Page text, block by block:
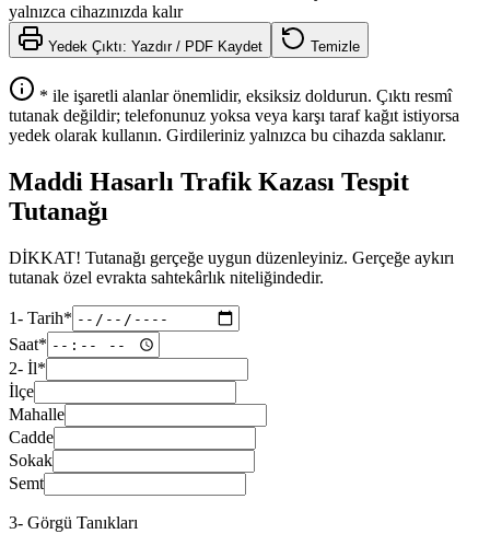
yalnızca cihazınızda kalır
Yedek Çıktı: Yazdır / PDF Kaydet Temizle
* ile işaretli alanlar önemlidir, eksiksiz doldurun. Çıktı resmî
tutanak değildir; telefonunuz yoksa veya karşı taraf kağıt istiyorsa
yedek olarak kullanın. Girdileriniz yalnızca bu cihazda saklanır.
Maddi Hasarlı Trafik Kazası Tespit
Tutanağı
DİKKAT! Tutanağı gerçeğe uygun düzenleyiniz. Gerçeğe aykırı
tutanak özel evrakta sahtekârlık niteliğindedir.
1- Tarih*
Saat*
2- İl*
İlçe
Mahalle
Cadde
Sokak
Semt
3- Görgü Tanıkları